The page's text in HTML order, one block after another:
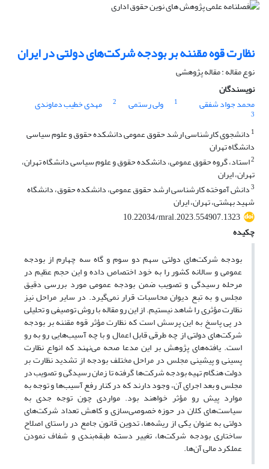
نظارت قوه مقننه بر بودجه شرکت‌های دولتی در ایران
نوع مقاله : مقاله پژوهشی
نویسندگان
محمد جواد شفقی
1 ولی رستمی 2 مهدی خطیب دماوندی
3
1 دانشجوی کارشناسی ارشد حقوق عمومی دانشکده حقوق و علوم سیاسی
دانشگاه تهران
2استاد، گروه حقوق عمومی، دانشکده حقوق و علوم سیاسی دانشگاه تهران،
تهران، ایران
3دانش آموخته کارشناسی ارشد حقوق عمومی، دانشکده حقوق، دانشگاه
شهید بهشتی، تهران، ایران
10.22034/mral.2023.554907.1323
چکیده
بودجه شرکت‌های دولتی سهم دو سوم و گاه سه چهارم از بودجه
عمومی و سالانه کشور را به خود اختصاص داده و این حجم عظیم در
مرحله رسیدگی و تصویب ضمن بودجه عمومی مورد بررسی دقیق
مجلس و به تبع دیوان محاسبات قرار نمی‌گیرد. در سایر مراحل نیز
نظارت مؤثری را شاهد نیستیم. از این رو مقاله با روش توصیفی و تحلیلی
در پی پاسخ به این پرسش است که نظارت مؤثر قوه مقننه بر بودجه
شرکت‌های دولتی از چه طرقی قابل اعمال و با چه آسیب‌هایی رو به رو
است. یافته‌های پژوهش بر این مدعا صحه می‌نهند که انواع نظارت
پسینی و پیشینی مجلس در مراحل مختلف بودجه از تشدید نظارت بر
دولت هنگام تهیه بودجه شرکت‌ها گرفته تا زمان رسیدگی و تصویب در
مجلس و بعد اجرای آن، وجود دارند که در کنار رفع آسیب‌ها و توجه به
موارد پیش رو مؤثر خواهند بود. مواردی چون توجه جدی به
سیاست‌های کلان در حوزه خصوصی‌سازی و کاهش تعداد شرکت‌های
دولتی به عنوان یکی از ریشه‌ها، تدوین قانون جامع در راستای اصلاح
ساختاری بودجه شرکت‌ها، تغییر دسته طبقه‌بندی و شفاف نمودن
عملکرد مالی آن‌ها.